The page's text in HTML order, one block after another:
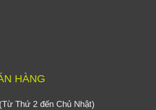
HÀNG
Thứ 2 đến Chủ Nhật)